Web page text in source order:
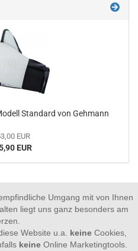
Standard von Gehmann
EUR
EUR
Umgang mit von Ihnen
liegt uns ganz besonders am
Website u.a. keineCookies,
keine Online Marketingtools.